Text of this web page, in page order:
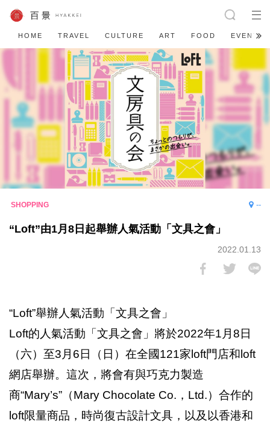
HOME TRAVEL CULTURE ART FOOD EVENT
--
“Loft”由1月8日起舉辦人氣活動「文具之會」
2022.01.13
“Loft”舉辦人氣活動「文具之會」
Loft的人氣活動「文具之會」將於2022年1月8日
（六）至3月6日（日）在全國121家loft門店和loft
網店舉辦。這次，將會有與巧克力製造
商“Mary’s”（Mary Chocolate Co.，Ltd.）合作的
loft限量商品，時尚復古設計文具，以及以香港和